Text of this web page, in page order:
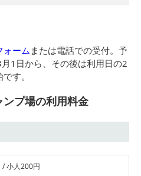
ォーム または電話での受付。予
1日から、その後は利用日の2
す。
プ場の利用料金
/ 小人200円